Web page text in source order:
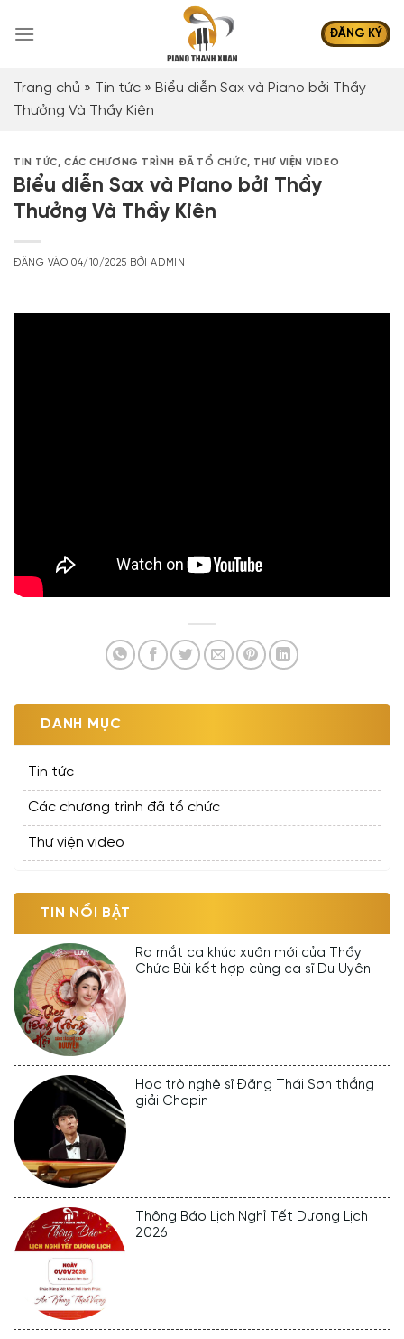
qua
ĐĂNG KÝ
Trang chủ » Tin tức » Biểu diễn Sax và Piano bởi Thầy
Thưởng Và Thầy Kiên
TIN TỨC,CÁC CHƯƠNG TRÌNH ĐÃ TỔ CHỨC, THƯ VIỆN VIDEO
Biểu diễn Sax và Piano bởi Thầy
Thưởng Và Thầy Kiên
ĐĂNG VÀO04/10/2025 BỞIADMIN
DANH MỤC
Tin tức
Các chương trình đã tổ chức
Thư viện video
TIN NỔI BẬT
Ra mắt ca khúc xuân mới của Thầy
Chức Bùi kết hợp cùng ca sĩ Du Uyên
Học trò nghệ sĩ Đặng Thái Sơn thắng
giải Chopin
Thông Báo Lịch Nghỉ Tết Dương Lịch
2026